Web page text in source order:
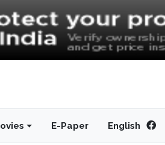
E-Paper English